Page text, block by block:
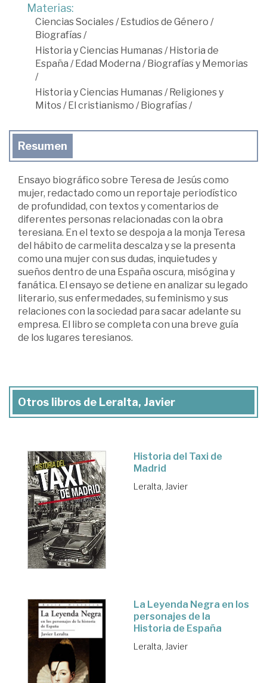
Materias:
Ciencias Sociales/ Estudios de Género /
Biografías/
Historia y Ciencias Humanas/ Historia de
España / Edad Moderna / Biografías y Memorias
/
Historia y Ciencias Humanas/ Religiones y
Mitos/ El cristianismo / Biografías/
Resumen
Ensayo biográfico sobre Teresa de Jesús como
mujer, redactado como un reportaje periodístico
de profundidad, con textos y comentarios de
diferentes personas relacionadas con la obra
teresiana. En el texto se despoja a la monja Teresa
del hábito de carmelita descalza y se la presenta
como una mujer con sus dudas, inquietudes y
sueños dentro de una España oscura, misógina y
fanática. El ensayo se detiene en analizar su legado
literario, sus enfermedades, su feminismo y sus
relaciones con la sociedad para sacar adelante su
empresa. El libro se completa con una breve guía
de los lugares teresianos.
Otros libros de Leralta, Javier
Historia del Taxi de
Madrid
Leralta, Javier
La Leyenda Negra en los
personajes de la
Historia de España
Leralta, Javier